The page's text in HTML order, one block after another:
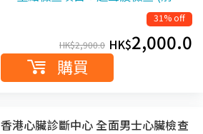
31% off
HK$2,900.0 HK$2,000.0
購買
香港心臟診斷中心 全面男士心臟檢查